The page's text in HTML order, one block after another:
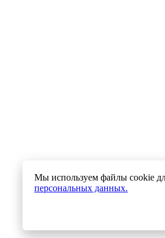
Мы используем файлы cookie
персональных данных.